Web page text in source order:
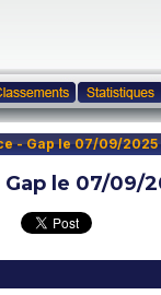
- Gap le 07/09/2025
le 07/09/